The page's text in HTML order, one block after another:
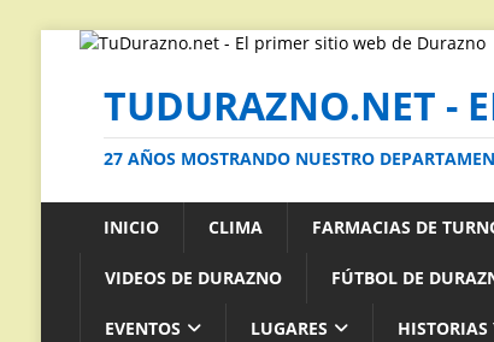
TUDURAZNO.NET -
27 AÑOS MOSTRANDO NUESTRO
INICIO CLIMA FARMACIAS DE
VIDEOS DE DURAZNO FÚTBOL DE
EVENTOS LUGARES HISTORIAS